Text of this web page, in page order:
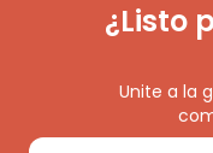
¿Listo
Unite a la